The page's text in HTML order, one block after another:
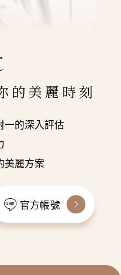
的美麗時刻
一的深入評估
美麗方案
官方帳號